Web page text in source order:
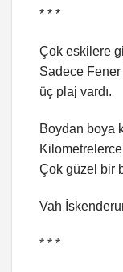
* * *
Çok eskilere
Sadece
üç plaj vardı.
Boydan boya
Çok güzel bir
Vah
* * *